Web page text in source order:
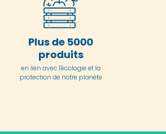
Plus de 5000
produits
en lien avec l'écologie et la
protection de notre planète